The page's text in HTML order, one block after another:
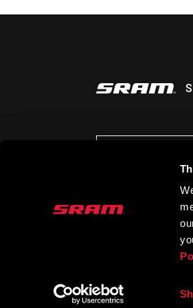
© 2026 SRAM LLC.